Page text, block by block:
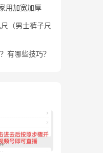
用加宽加厚
（男士裤子尺
有哪些技巧？